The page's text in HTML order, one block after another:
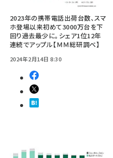
2023年の携帯電話出荷台数、スマ
ホ登場以来初めて3000万台を下
回り過去最少に。シェア1位12年
連続でアップル【ＭＭ総研調べ】
2024年2月14日 8:30